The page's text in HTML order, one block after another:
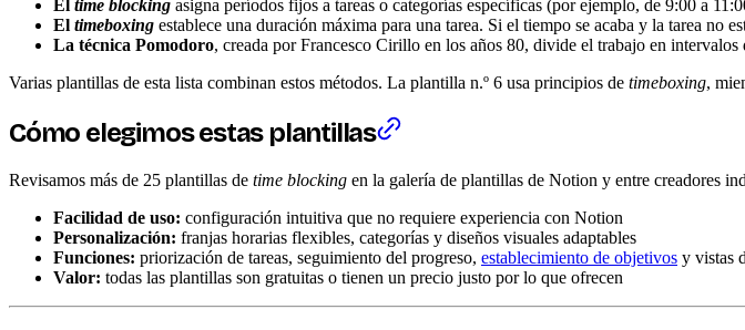
El time blocking asigna períodos fijos a tareas o categorías específicas (por ejemplo, de 9:00 a
El timeboxing establece una duración máxima para una tarea. Si el tiempo se acaba y la tarea
La técnica Pomodoro, creada por Francesco Cirillo en los años 80, divide el trabajo en
Varias plantillas de esta lista combinan estos métodos. La plantilla n.º 6 usa principios de timeboxing,
Cómo elegimos estas plantillas
Revisamos más de 25 plantillas de time blocking en la galería de plantillas de Notion y entre creadores
Facilidad de uso: configuración intuitiva que no requiere experiencia con Notion
Personalización: franjas horarias flexibles, categorías y diseños visuales adaptables
Funciones: priorización de tareas, seguimiento del progreso, establecimiento de objetivos y vistas
Valor: todas las plantillas son gratuitas o tienen un precio justo por lo que ofrecen